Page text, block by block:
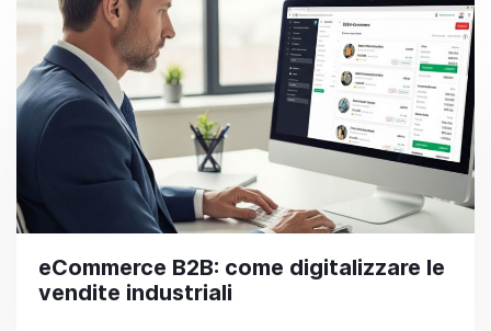
eCommerce B2B: come digitalizzare le
vendite industriali